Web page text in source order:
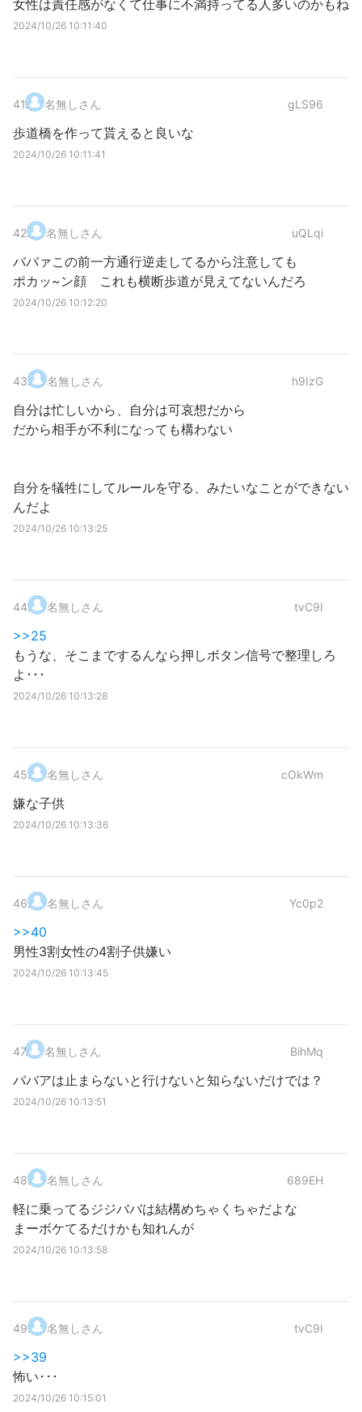
女性は責任感がなくて仕事に不満持ってる人多いのかもね
2024/10/26 10:11:40
41. 名無しさん gLS96
歩道橋を作って貰えると良いな
2024/10/26 10:11:41
42. 名無しさん uQLqi
ババァこの前一方通行逆走してるから注意しても
ポカッ~ン顔 これも横断歩道が見えてないんだろ
2024/10/26 10:12:20
43. 名無しさん h9IzG
自分は忙しいから、自分は可哀想だから
だから相手が不利になっても構わない
自分を犠牲にしてルールを守る、みたいなことができない
んだよ
2024/10/26 10:13:25
44. 名無しさん tvC9I
>>25
もうな、そこまでするんなら押しボタン信号で整理しろ
よ･･･
2024/10/26 10:13:28
45. 名無しさん cOkWm
嫌な子供
2024/10/26 10:13:36
46. 名無しさん Yc0p2
>>40
男性3割女性の4割子供嫌い
2024/10/26 10:13:45
47. 名無しさん BihMq
ババアは止まらないと行けないと知らないだけでは？
2024/10/26 10:13:51
48. 名無しさん 689EH
軽に乗ってるジジババは結構めちゃくちゃだよな
まーボケてるだけかも知れんが
2024/10/26 10:13:58
49. 名無しさん tvC9I
>>39
怖い･･･
2024/10/26 10:15:01